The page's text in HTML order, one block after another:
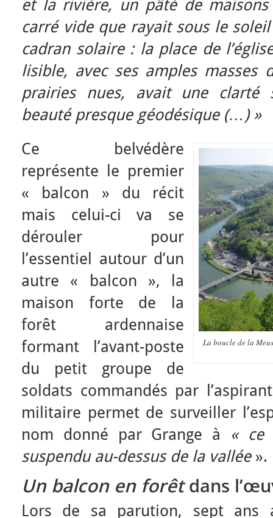
et la rivière, un pâté de
carré vide que rayait sous le
cadran solaire : la place de
lisible, avec ses amples masses
prairies nues, avait une clarté
beauté presque géodésique (…) »
La boucle de la
Ce belvédère
représente le premier
« balcon » du récit
mais celui-ci va se
dérouler pour
l’essentiel autour d’un
autre « balcon », la
maison forte de la
forêt ardennaise
formant l’avant-poste
du petit groupe de
soldats commandés par
militaire permet de surveiller
nom donné par Grange à « ce
suspendu au-dessus de la vallée».
Un balcon en forêtdans
Lors de sa parution, sept ans